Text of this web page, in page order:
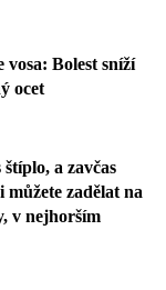
vosa: Bolest sníží
ocet
a zavčas
můžete zadělat na
v nejhorším